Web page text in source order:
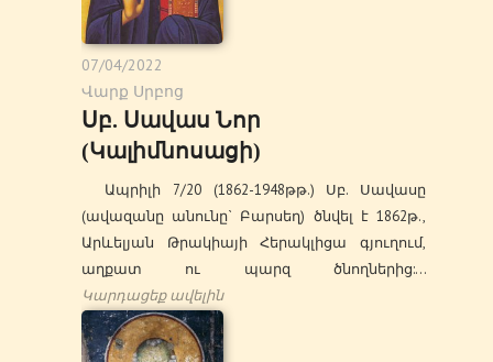
07/04/2022
Վարք Սրբոց
Սբ. Սավաս Նոր
(Կալիմնոսացի)
Ապրիլի 7/20 (1862-1948թթ.) Սբ. Սավասը
(ավազանը անունը` Բարսեղ) ծնվել է 1862թ.,
Արևելյան Թրակիայի Հերակլիցա գյուղում,
աղքատ ու պարզ ծնողներից:…
Կարդացեք ավելին